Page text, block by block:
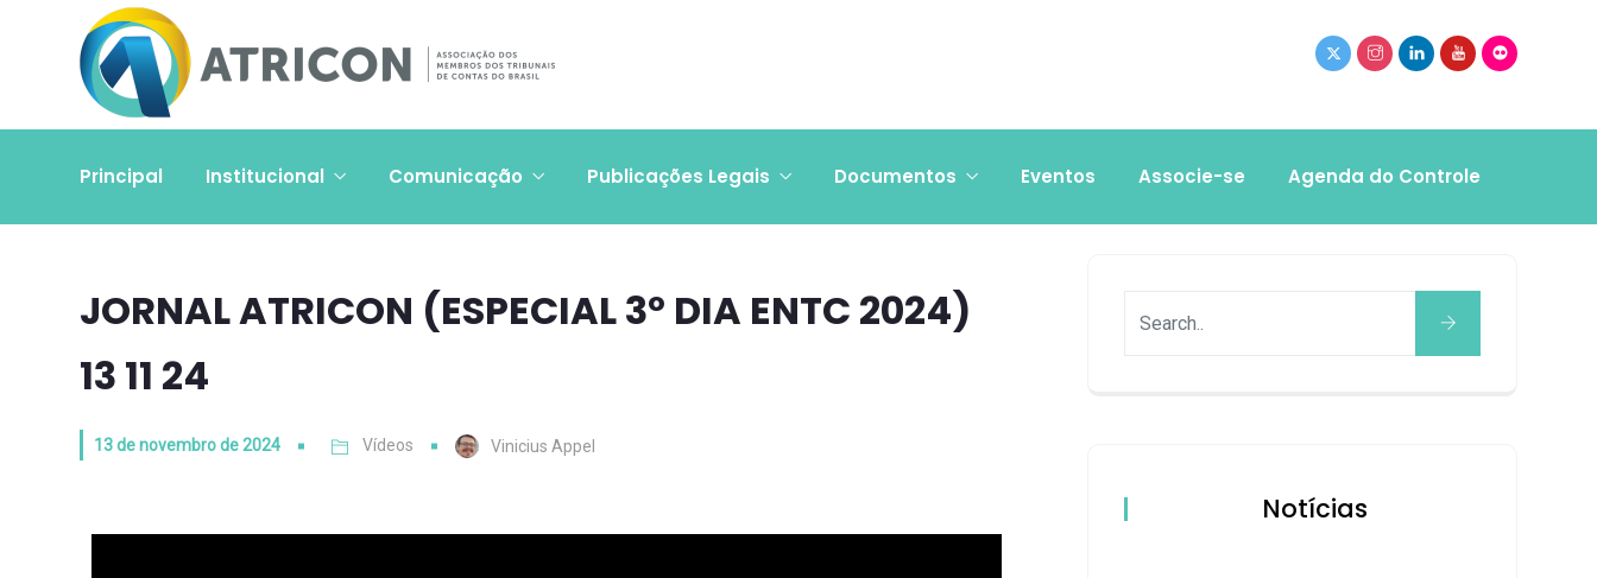
Principal Institucional Comunicação Publicações Legais Documentos Eventos Associe-se Agenda do Controle
JORNAL ATRICON (ESPECIAL 3º DIA ENTC 2024)
13 11 24
13 de novembro de 2024 Vídeos Vinicius Appel
Notícias